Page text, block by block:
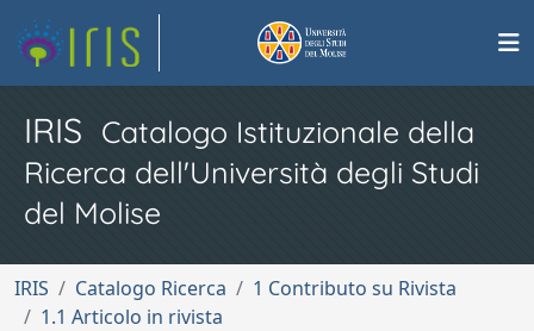
IRIS Catalogo Istituzionale della
Ricerca dell'Università degli Studi
del Molise
IRIS Catalogo Ricerca
1 Contributo su Rivista
1.1 Articolo in rivista